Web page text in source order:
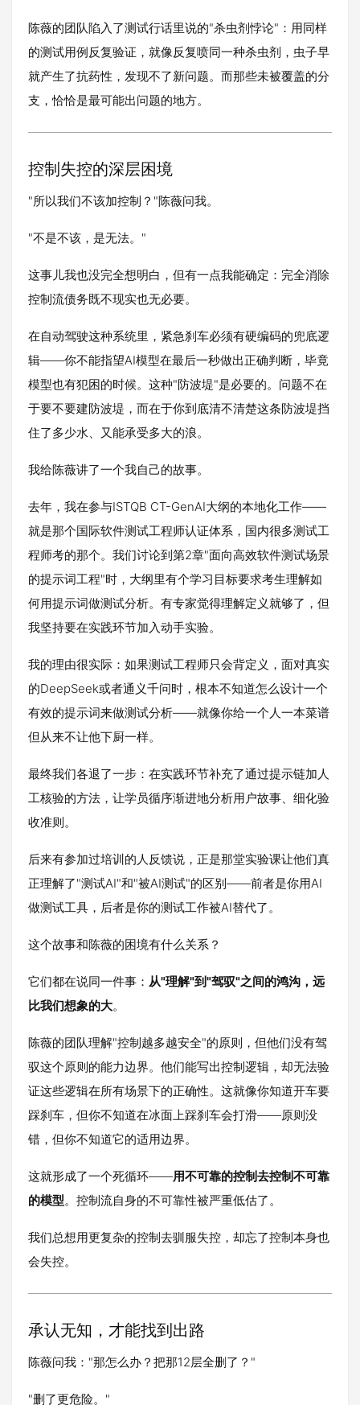
陈薇的团队陷入了测试行话里说的"杀虫剂悖论"：用同样
的测试用例反复验证，就像反复喷同一种杀虫剂，虫子早
就产生了抗药性，发现不了新问题。而那些未被覆盖的分
支，恰恰是最可能出问题的地方。
控制失控的深层困境
"所以我们不该加控制？"陈薇问我。
"不是不该，是无法。"
这事儿我也没完全想明白，但有一点我能确定：完全消除
控制流债务既不现实也无必要。
在自动驾驶这种系统里，紧急刹车必须有硬编码的兜底逻
辑——你不能指望AI模型在最后一秒做出正确判断，毕竟
模型也有犯困的时候。这种"防波堤"是必要的。问题不在
于要不要建防波堤，而在于你到底清不清楚这条防波堤挡
住了多少水、又能承受多大的浪。
我给陈薇讲了一个我自己的故事。
去年，我在参与ISTQB CT-GenAI大纲的本地化工作——
就是那个国际软件测试工程师认证体系，国内很多测试工
程师考的那个。我们讨论到第2章"面向高效软件测试场景
的提示词工程"时，大纲里有个学习目标要求考生理解如
何用提示词做测试分析。有专家觉得理解定义就够了，但
我坚持要在实践环节加入动手实验。
我的理由很实际：如果测试工程师只会背定义，面对真实
的DeepSeek或者通义千问时，根本不知道怎么设计一个
有效的提示词来做测试分析——就像你给一个人一本菜谱
但从来不让他下厨一样。
最终我们各退了一步：在实践环节补充了通过提示链加人
工核验的方法，让学员循序渐进地分析用户故事、细化验
收准则。
后来有参加过培训的人反馈说，正是那堂实验课让他们真
正理解了"测试AI"和"被AI测试"的区别——前者是你用AI
做测试工具，后者是你的测试工作被AI替代了。
这个故事和陈薇的困境有什么关系？
它们都在说同一件事： 从"理解"到"驾驭"之间的鸿沟，远
比我们想象的大。
陈薇的团队理解"控制越多越安全"的原则，但他们没有驾
驭这个原则的能力边界。他们能写出控制逻辑，却无法验
证这些逻辑在所有场景下的正确性。这就像你知道开车要
踩刹车，但你不知道在冰面上踩刹车会打滑——原则没
错，但你不知道它的适用边界。
这就形成了一个死循环——用不可靠的控制去控制不可靠
的模型。控制流自身的不可靠性被严重低估了。
我们总想用更复杂的控制去驯服失控，却忘了控制本身也
会失控。
承认无知，才能找到出路
陈薇问我："那怎么办？把那12层全删了？"
"删了更危险。"